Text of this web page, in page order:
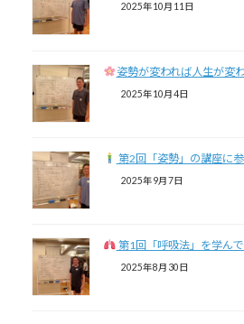
2025年10月11日
姿勢が変われば人生が変
2025年10月4日
第2回「姿勢」の講座に
2025年9月7日
第1回「呼吸法」を学ん
2025年8月30日